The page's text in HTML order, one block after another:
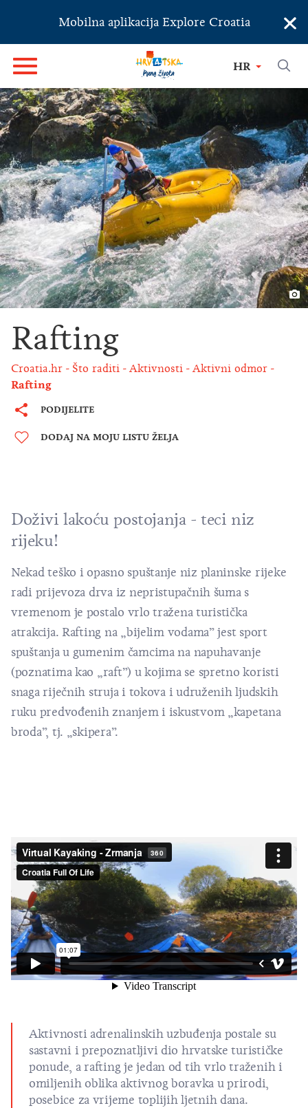
Mobilna aplikacija Explore Croatia ×
HR
Rafting
Croatia.hr Što raditi Aktivnosti Aktivni odmor
Rafting
PODIJELITE
DODAJ NA MOJU LISTU ŽELJA
Doživi lakoću postojanja - teci niz
rijeku!
Nekad teško i opasno spuštanje niz planinske rijeke
radi prijevoza drva iz nepristupačnih šuma s
vremenom je postalo vrlo tražena turistička
atrakcija. Rafting na „bijelim vodama” jest sport
spuštanja u gumenim čamcima na napuhavanje
(poznatima kao „raft”) u kojima se spretno koristi
snaga riječnih struja i tokova i udruženih ljudskih
ruku predvođenih znanjem i iskustvom „kapetana
broda”, tj. „skipera”.
Aktivnosti adrenalinskih uzbuđenja postale su
sastavni i prepoznatljivi dio hrvatske turističke
ponude, a rafting je jedan od tih vrlo traženih i
omiljenih oblika aktivnog boravka u prirodi,
posebice za vrijeme toplijih ljetnih dana.